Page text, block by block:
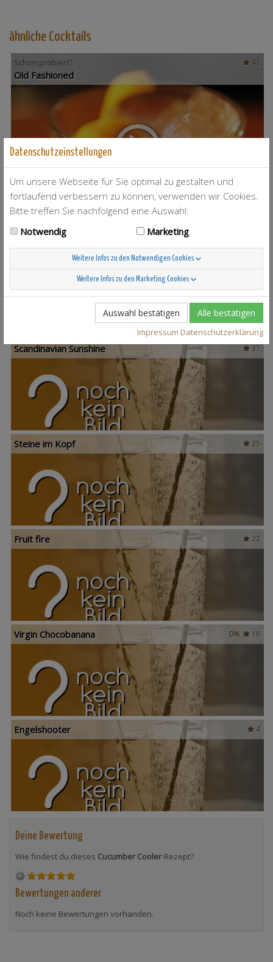
ähnliche Cocktails
42
Schon probiert?
Old Fashioned
37
Scandinavian Sunshine
25
Steine im Kopf
22
Fruit fire
16
0%
Virgin Chocobanana
4
Engelshooter
Deine Bewertung
Wie findest du dieses Cucumber Cooler-Rezept?
Bewertungen anderer
Noch keine Bewertungen vorhanden.
Datenschutzeinstellungen
Um unsere Webseite für Sie optimal zu gestalten und
fortlaufend verbessern zu können, verwenden wir Cookies.
Bitte treffen Sie nachfolgend eine Auswahl:
Notwendig
Marketing
Weitere Infos zu den Notwendigen Cookies
Weitere Infos zu den Marketing Cookies
Auswahl bestätigen Alle bestätigen
Impressum Datenschutzerklärung